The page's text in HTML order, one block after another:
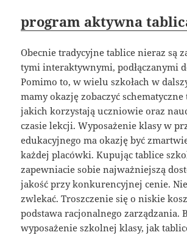
program aktywna
Obecnie tradycyjne tablice nieraz są
tymi interaktywnymi, podłączanymi
Pomimo to, w wielu szkołach w
mamy okazję zobaczyć schematyczne
jakich korzystają uczniowie oraz
czasie lekcji. Wyposażenie klasy w
edukacyjnego ma okazję być
każdej placówki. Kupując tablice
zapewniacie sobie najważniejszą
jakość przy konkurencyjnej cenie.
zwlekać. Troszczenie się o niskie
podstawa racjonalnego zarządzania.
wyposażenie szkolnej klasy, jak